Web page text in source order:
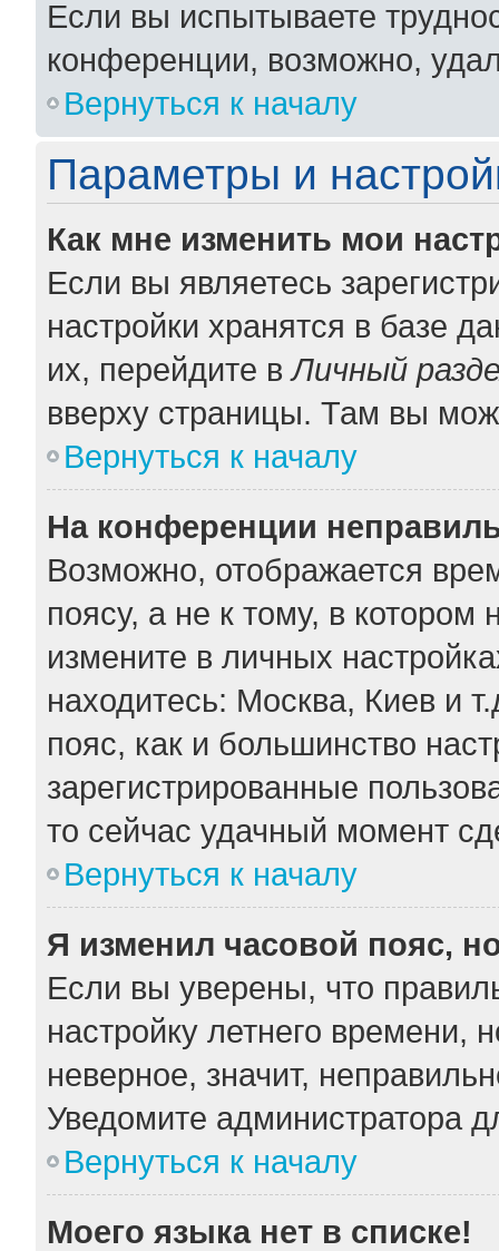
Если вы испытываете
конференции, возможно,
Вернуться к началу
Параметры и
Как мне изменить мои
Если вы являетесь
настройки хранятся в базе
их, перейдите вЛичный
вверху страницы. Там вы
Вернуться к началу
На конференции
Возможно, отображается
поясу, а не к тому, в
измените в личных
находитесь: Москва, Киев и
пояс, как и большинство
зарегистрированные
то сейчас удачный момент
Вернуться к началу
Я изменил часовой пояс,
Если вы уверены, что
настройку летнего времени,
неверное, значит,
Уведомите администратора
Вернуться к началу
Моего языка нет в списке!